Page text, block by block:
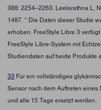
388: 2254–2263. Leelarathna L,
1487. * Die Daten dieser Studie
erhoben. FreeStyle Libre 3
FreeStyle Libre-System mit
Studiendaten auf beide Produkte
33 Für ein vollständiges
Sensor nach dem Auftreten
und alle 15 Tage ersetzt werden.